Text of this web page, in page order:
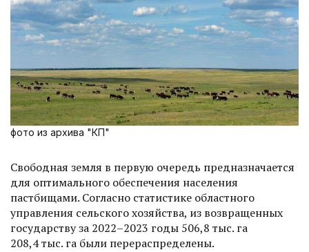
фото из архива "КП"
Свободная земля в первую очередь предназначается
для оптимального обеспечения населения
пастбищами. Согласно статистике областного
управления сельского хозяйства, из возвращенных
государству за 2022–2023 годы 506,8 тыс. га
208,4 тыс. га были перерас­пределены.